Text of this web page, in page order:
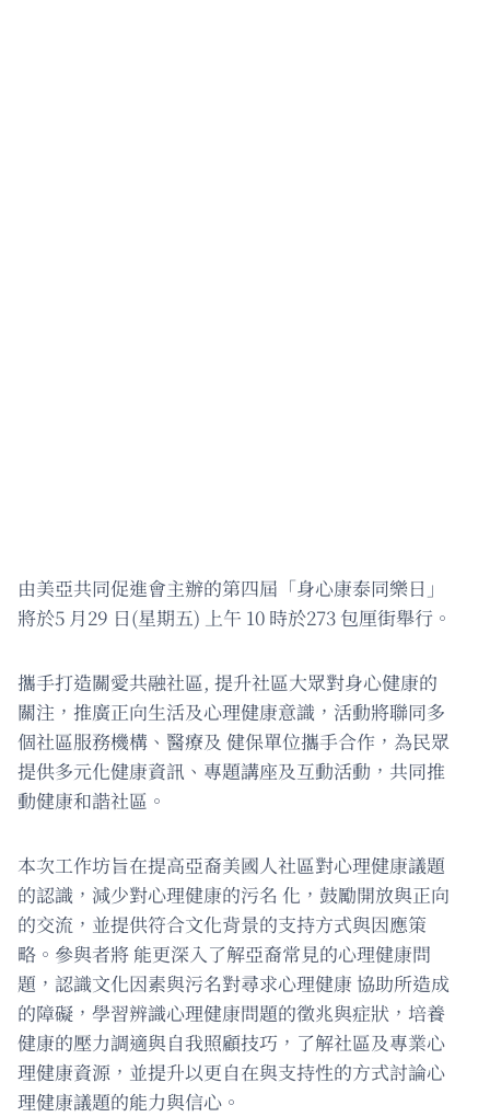
由美亞共同促進會主辦的第四屆「身心康泰同樂日」
將於5 月29 日(星期五) 上午 10 時於273 包厘街舉行。
攜手打造關愛共融社區, 提升社區大眾對身心健康的
關注，推廣正向生活及心理健康意識，活動將聯同多
個社區服務機構、醫療及 健保單位攜手合作，為民眾
提供多元化健康資訊、專題講座及互動活動，共同推
動健康和諧社區。
本次工作坊旨在提高亞裔美國人社區對心理健康議題
的認識，減少對心理健康的污名 化，鼓勵開放與正向
的交流，並提供符合文化背景的支持方式與因應策
略。參與者將 能更深入了解亞裔常見的心理健康問
題，認識文化因素與污名對尋求心理健康 協助所造成
的障礙，學習辨識心理健康問題的徵兆與症狀，培養
健康的壓力調適與自我照顧技巧，了解社區及專業心
理健康資源，並提升以更自在與支持性的方式討論心
理健康議題的能力與信心。